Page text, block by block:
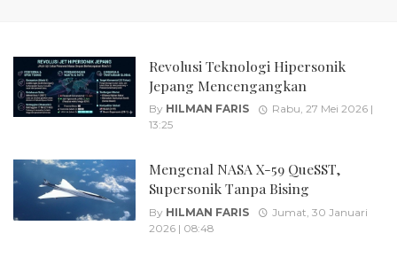
Revolusi Teknologi Hipersonik
Jepang Mencengangkan
By HILMAN FARIS
Rabu, 27 Mei 2026 |
13:25
Mengenal NASA X-59 QueSST,
Supersonik Tanpa Bising
By HILMAN FARIS
Jumat, 30 Januari
2026 | 08:48